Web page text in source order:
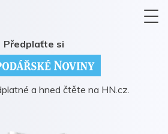
Předplaťte si
a hned čtěte na HN.cz.